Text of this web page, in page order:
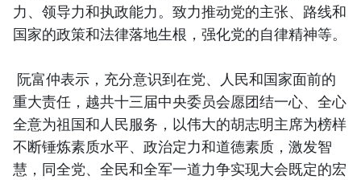
力、领导力和执政能力。致力推动党的主张、路线和
国家的政策和法律落地生根，强化党的自律精神等。
阮富仲表示，充分意识到在党、人民和国家面前的
重大责任，越共十三届中央委员会愿团结一心、全心
全意为祖国和人民服务，以伟大的胡志明主席为榜样
不断锤炼素质水平、政治定力和道德素质，激发智
慧，同全党、全民和全军一道力争实现大会既定的宏